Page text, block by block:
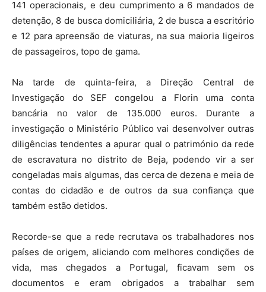
141 operacionais, e deu cumprimento a 6 mandados de
detenção, 8 de busca domiciliária, 2 de busca a escritório
e 12 para apreensão de viaturas, na sua maioria ligeiros
de passageiros, topo de gama.
Na tarde de quinta-feira, a Direção Central de
Investigação do SEF congelou a Florin uma conta
bancária no valor de 135.000 euros. Durante a
investigação o Ministério Público vai desenvolver outras
diligências tendentes a apurar qual o património da rede
de escravatura no distrito de Beja, podendo vir a ser
congeladas mais algumas, das cerca de dezena e meia de
contas do cidadão e de outros da sua confiança que
também estão detidos.
Recorde-se que a rede recrutava os trabalhadores nos
países de origem, aliciando com melhores condições de
vida, mas chegados a Portugal, ficavam sem os
documentos e eram obrigados a trabalhar sem